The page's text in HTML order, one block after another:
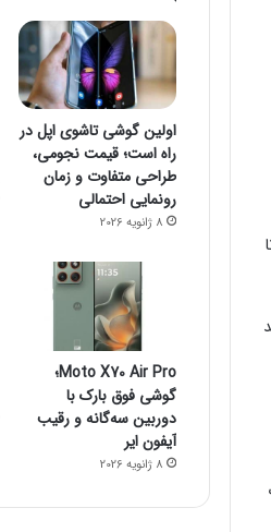
اولین گوشی تاشوی اپل در
راه است؛ قیمت نجومی،
طراحی متفاوت و زمان
رونمایی احتمالی
8 ژانویه 2026
Moto X70 Air Pro؛
گوشی فوق بارک با
دوربین سه‌گانه و رقیب
آیفون ایر
8 ژانویه 2026